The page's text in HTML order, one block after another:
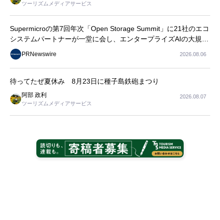
ツーリズムメディアサービス
Supermicroの第7回年次「Open Storage Summit」に21社のエコ
システムパートナーが一堂に会し、エンタープライズAIの大規模
導入に関する実践的なガイダンスを共有
PRNewswire 2026.08.06
待ってたぜ夏休み 8月23日に種子島鉄砲まつり
阿部 政利
ツーリズムメディアサービス
2026.08.07